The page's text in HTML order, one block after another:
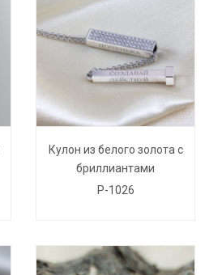
Кулон из белого золота с
бриллиантами
P-1026